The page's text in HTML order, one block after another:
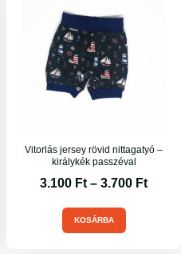
Vitorlás jersey rövid nittagatyó –
királykék passzéval
3.100 Ft – 3.700 Ft
KOSÁRBA